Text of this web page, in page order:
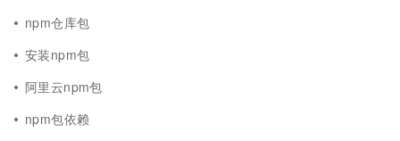
npm仓库包
安装npm包
阿里云npm包
npm包依赖